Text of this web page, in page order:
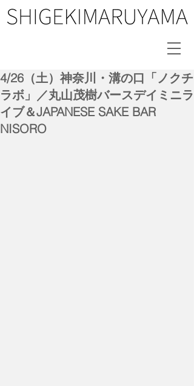
4/26（土）神奈川・溝の口「ノクチ
ラボ」／丸山茂樹バースデイミニラ
イブ＆JAPANESE SAKE BAR
NISORO